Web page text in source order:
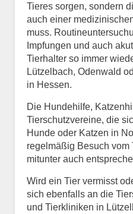
Tieres sorgen, sondern
auch einer
muss.
Impfungen und auch
Tierhalter so immer
Lützelbach, Odenwald
in Hessen.
Die Hundehilfe,
Tierschutzvereine, die
Hunde oder Katzen in
regelmäßig Besuch vom
mitunter auch
Wird ein Tier vermisst
sich ebenfalls an die
und Tierkliniken in